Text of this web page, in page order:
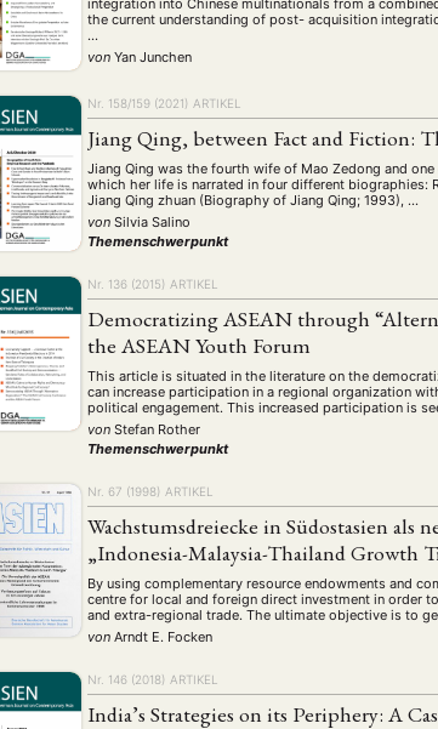
Aktuelles von unseren Mitgliedern
Bildung
Geografie Geschichte Gesellschaft
Lecture (94) Literatur (261) Medien (24)
Politik (417) Politikwissenschaften (13)
Recht (20) Religion (75)
Umwelt (45) Veranstaltung (788)
MITGLIEDSCHAFT STUDIUM
integration into Chinese multinationals from a
the current understanding of post- acquisition
…
von Yan Junchen
Nr. 158/159 (2021) ARTIKEL
Jiang Qing, between Fact and Fiction:
Jiang Qing was the fourth wife of Mao Zedong and
which her life is narrated in four different biographies:
Jiang Qing zhuan (Biography of Jiang Qing; 1993), …
von Silvia Salino
Themenschwerpunkt
Nr. 136 (2015) ARTIKEL
Democratizing ASEAN through
the ASEAN Youth Forum
This article is situated in the literature on the
can increase participation in a regional organization
political engagement. This increased participation is
von Stefan Rother
Themenschwerpunkt
Nr. 67 (1998) ARTIKEL
Wachstumsdreiecke in Südostasien als
„Indonesia-Malaysia-Thailand Growth
By using complementary resource endowments and
centre for local and foreign direct investment in order
and extra-regional trade. The ultimate objective is to
von Arndt E. Focken
Nr. 146 (2018) ARTIKEL
India’s Strategies on its Periphery: A